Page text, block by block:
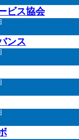
ビス協会
ンス